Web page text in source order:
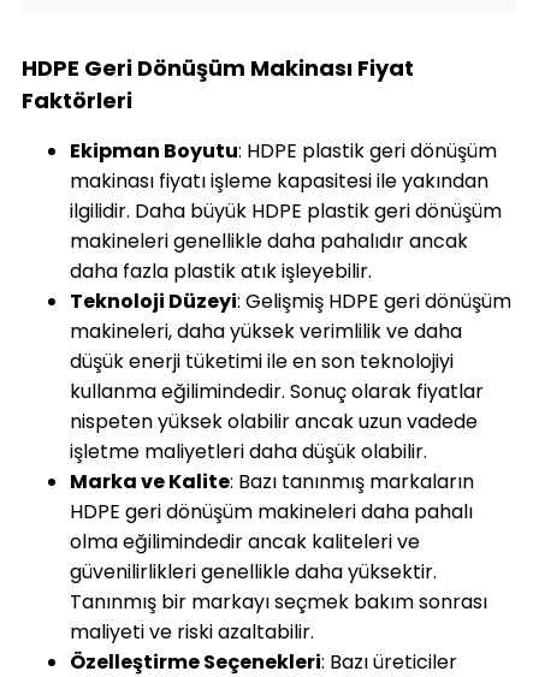
HDPE Geri Dönüşüm Makinası Fiyat
Faktörleri
Ekipman Boyutu: HDPE plastik geri dönüşüm
makinası fiyatı işleme kapasitesi ile yakından
ilgilidir. Daha büyük HDPE plastik geri dönüşüm
makineleri genellikle daha pahalıdır ancak
daha fazla plastik atık işleyebilir.
Teknoloji Düzeyi: Gelişmiş HDPE geri dönüşüm
makineleri, daha yüksek verimlilik ve daha
düşük enerji tüketimi ile en son teknolojiyi
kullanma eğilimindedir. Sonuç olarak fiyatlar
nispeten yüksek olabilir ancak uzun vadede
işletme maliyetleri daha düşük olabilir.
Marka ve Kalite: Bazı tanınmış markaların
HDPE geri dönüşüm makineleri daha pahalı
olma eğilimindedir ancak kaliteleri ve
güvenilirlikleri genellikle daha yüksektir.
Tanınmış bir markayı seçmek bakım sonrası
maliyeti ve riski azaltabilir.
Özelleştirme Seçenekleri: Bazı üreticiler